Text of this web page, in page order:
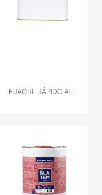
FIJACRIL RÁPIDO AL...